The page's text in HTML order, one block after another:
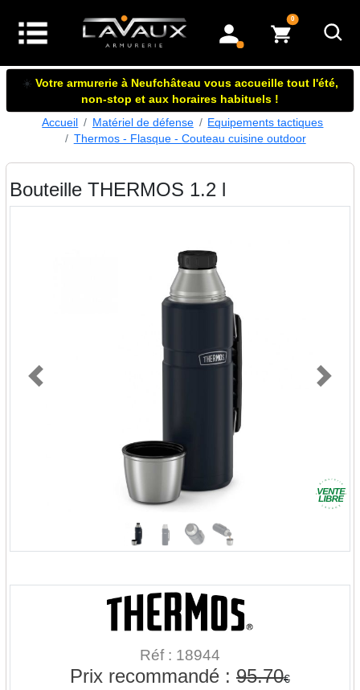
mon compte
0articles dans le panier
☀️ Votre armurerie à Neufchâteau vous accueille tout l'été,
non-stop et aux horaires habituels !
Accueil
Matériel de défense
Equipements tactiques
Thermos - Flasque - Couteau cuisine outdoor
Bouteille THERMOS 1.2 l
Previous Next
Réf : 18944
Prix recommandé : 95.70€